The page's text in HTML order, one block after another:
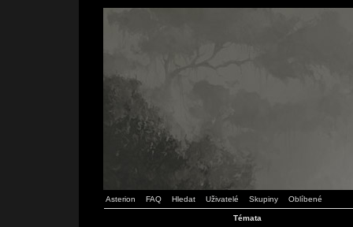
Asterion FAQ Hledat Uživatelé Skupiny Oblíbené
Témata